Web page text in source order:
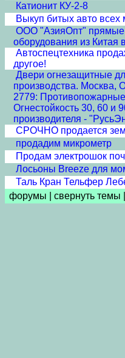
Катионит КУ-2-8
Выкуп битых авто всех
ООО "АзияОпт" прямые
оборудования из Китая
Автоспецтехника
другое!
Двери огнезащитные
производства. Москва,
2779:
Огнестойкость 30, 60 и
производителя -
СРОЧНО продается
продадим микрометр
Продам электрошок
Лосьоны Breeze для
Таль Кран Тельфер
форумы
свернуть темы